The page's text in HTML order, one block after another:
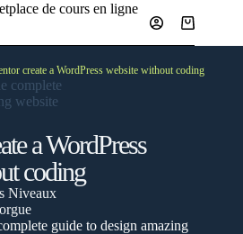
create a WordPress website without coding
a WordPress
coding
Niveaux
guide to design amazing